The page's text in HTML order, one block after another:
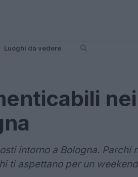
Luoghi da vedere
nei
intorno a Bologna. Parchi
ti aspettano per un